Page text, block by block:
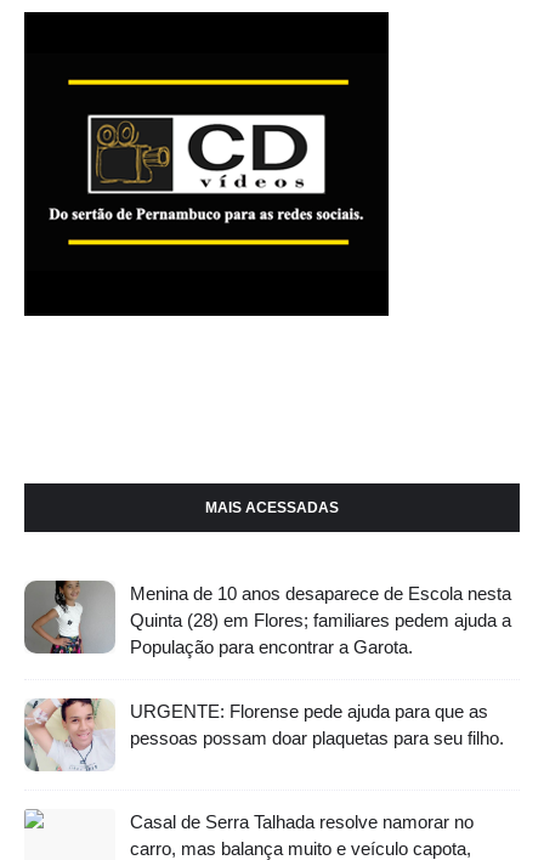
MAIS ACESSADAS
Menina de 10 anos desaparece de Escola nesta
Quinta (28) em Flores; familiares pedem ajuda a
População para encontrar a Garota.
URGENTE: Florense pede ajuda para que as
pessoas possam doar plaquetas para seu filho.
Casal de Serra Talhada resolve namorar no
carro, mas balança muito e veículo capota,